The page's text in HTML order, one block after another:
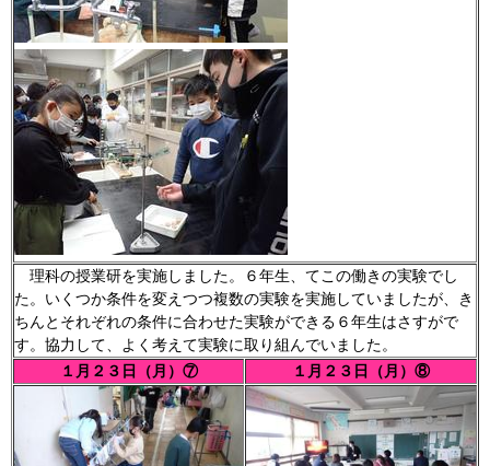
理科の授業研を実施しました。６年生、てこの働きの実験でし
た。いくつか条件を変えつつ複数の実験を実施していましたが、き
ちんとそれぞれの条件に合わせた実験ができる６年生はさすがで
す。協力して、よく考えて実験に取り組んでいました。
１月２３日（月）⑦
１月２３日（月）⑧